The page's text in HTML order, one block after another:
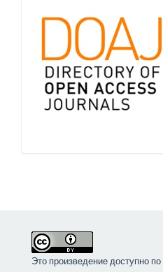
Это произведение доступно по